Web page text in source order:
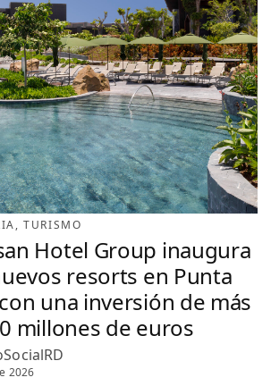
, TURISMO
Hotel Group inaugura
resorts en Punta
una inversión de más
millones de euros
2026